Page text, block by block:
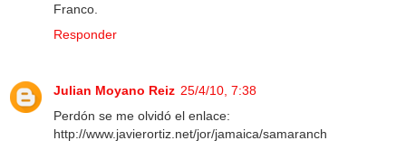
Franco.
Responder
Julian Moyano Reiz 25/4/10, 7:38
Perdón se me olvidó el enlace:
http://www.javierortiz.net/jor/jamaica/samaranch